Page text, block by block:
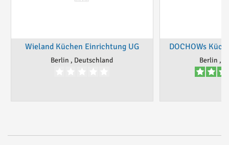
Wieland Küchen Einrichtung UG
Berlin , Deutschland
DOCHOWs
Berlin ,